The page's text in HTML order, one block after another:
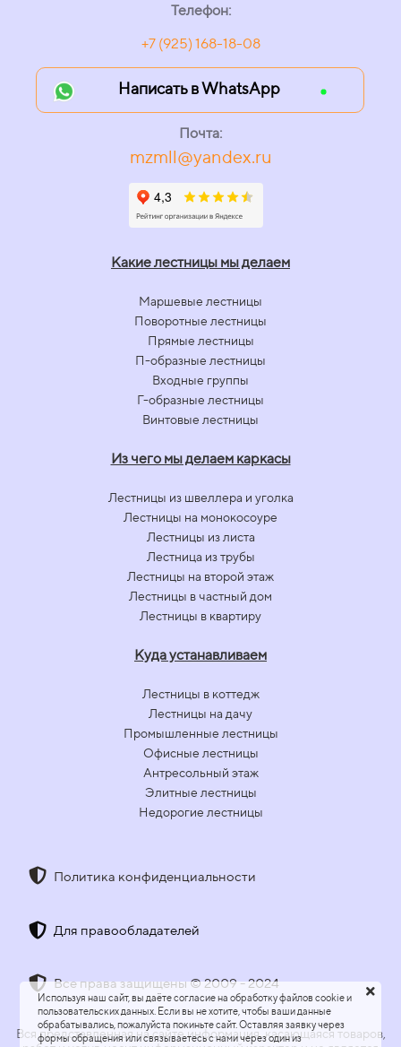
Телефон:
+7 (925) 168-18-08
Написать в WhatsApp
Почта:
mzmll@yandex.ru
Какие лестницы мы делаем
Маршевые лестницы
Поворотные лестницы
Прямые лестницы
П-образные лестницы
Входные группы
Г-образные лестницы
Винтовые лестницы
Из чего мы делаем каркасы
Лестницы из швеллера и уголка
Лестницы на монокосоуре
Лестницы из листа
Лестница из трубы
Лестницы на второй этаж
Лестницы в частный дом
Лестницы в квартиру
Куда устанавливаем
Лестницы в коттедж
Лестницы на дачу
Промышленные лестницы
Офисные лестницы
Антресольный этаж
Элитные лестницы
Недорогие лестницы
Политика конфиденциальности
Для правообладателей
Все права защищены © 2009 - 2024
Вся представленная на сайте информация, касающаяся товаров,
Используя наш сайт, вы даёте согласие на обработку файлов cookie и
пользовательских данных. Если вы не хотите, чтобы ваши данные
обрабатывались, пожалуйста покиньте сайт. Оставляя заявку через
формы обращения или связываетесь с нами через один из